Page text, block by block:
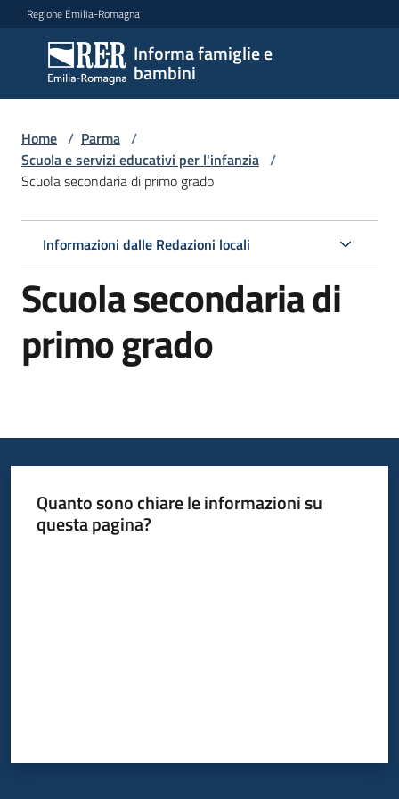
Vai al contenuto
Vai alla navigazione
Vai al footer
Regione Emilia-Romagna
Informa famiglie e
bambini
Informa
famiglie
e
bambini
Centri
per
le
Informazioni
Home / Parma /
Scuola e servizi educativi per l'infanzia /
Scuola secondaria di primo grado
Informazioni dalle Redazioni locali
Scuola secondaria di
primo grado
Quanto sono chiare le informazioni su
questa pagina?